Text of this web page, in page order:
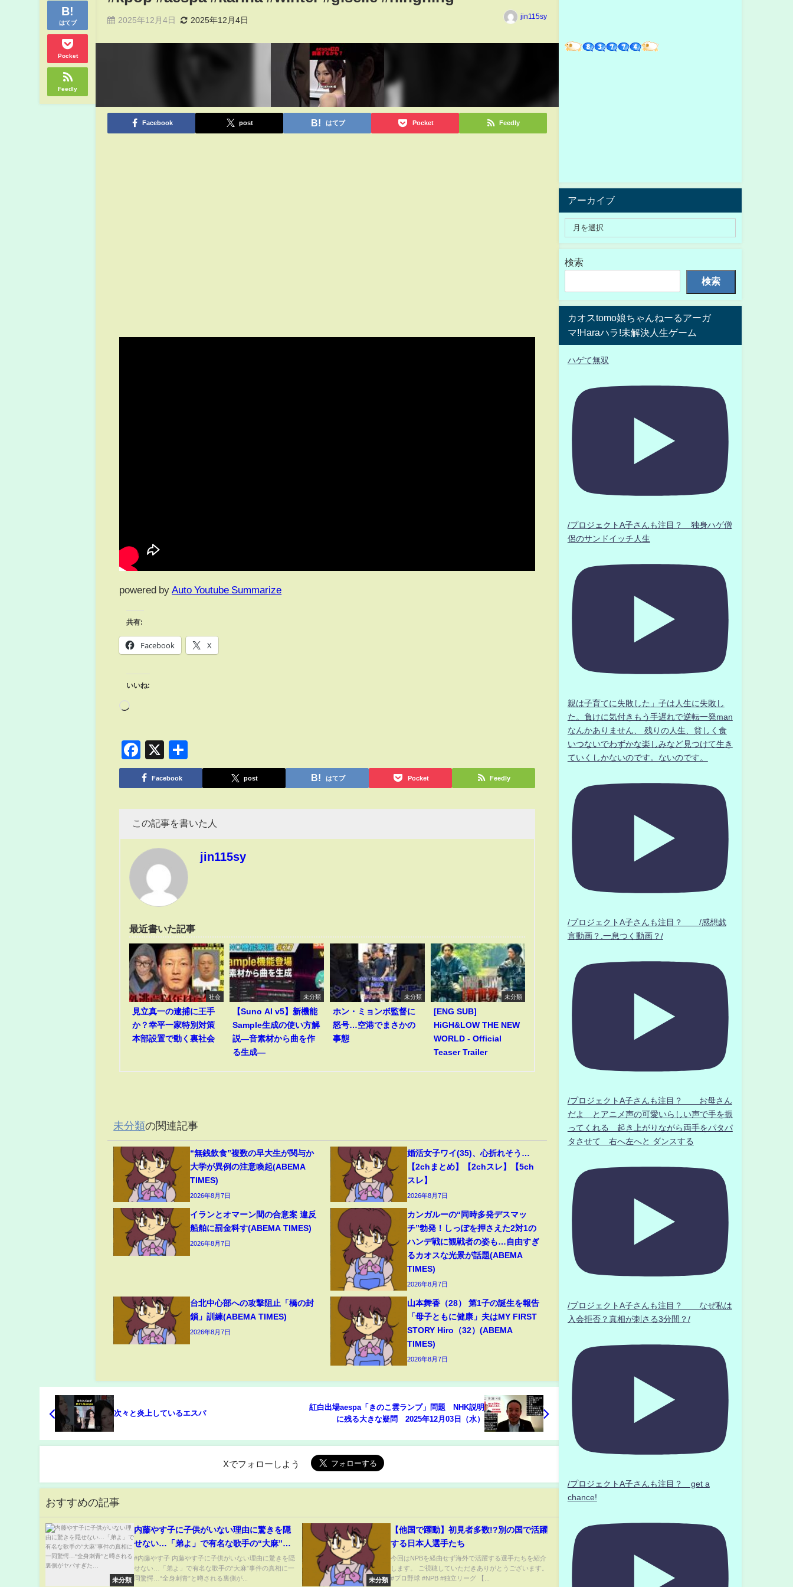
はてブ
Pocket
Feedly
2025年12月4日 2025年12月4日 jin115sy
Facebook post はてブ Pocket Feedly
powered by Auto Youtube Summarize
共有:
Facebook X
いいね:
Facebook
X
有
Facebook post はてブ Pocket Feedly
この記事を書いた人
jin115sy
最近書いた記事
社会
見立真一の逮捕に王手
か？幸平一家特別対策
本部設置で動く裏社会
未分類
【Suno AI v5】新機能
Sample生成の使い方解
説―音素材から曲を作
る生成―
未分類
ホン・ミョンボ監督に
怒号…空港でまさかの
事態
未分類
[ENG SUB]
HiGH&LOW THE NEW
WORLD - Official
Teaser Trailer
未分類の関連記事
“無銭飲食”複数の早大生が関与か
大学が異例の注意喚起(ABEMA
TIMES)
2026年8月7日
婚活女子ワイ(35)、心折れそう…
【2chまとめ】【2chスレ】【5ch
スレ】
2026年8月7日
イランとオマーン間の合意案 違反
船舶に罰金科す(ABEMA TIMES)
2026年8月7日
カンガルーの“同時多発デスマッ
チ”勃発！しっぽを押さえた2対1の
ハンデ戦に観戦者の姿も…自由すぎ
るカオスな光景が話題(ABEMA
TIMES)
2026年8月7日
台北中心部への攻撃阻止「橋の封
鎖」訓練(ABEMA TIMES)
2026年8月7日
山本舞香（28） 第1子の誕生を報告
「母子ともに健康」夫はMY FIRST
STORY Hiro（32）(ABEMA
TIMES)
2026年8月7日
次々と炎上しているエスパ
紅白出場aespa「きのこ雲ランプ」問題 NHK説明
に残る大きな疑問 2025年12月03日（水）
Xでフォローしよう
おすすめの記事
未分類
内藤やす子に子供がいない理由に驚きを隠
せない…「弟よ」で有名な歌手の“大麻”事
件の真相に一同驚愕…“全身刺青”と噂され
る裏側がヤバすぎた…
#内藤やす子 内藤やす子に子供がいない理由に驚きを隠
せない…「弟よ」で有名な歌手の“大麻”事件の真相に一
同驚愕…“全身刺青”と噂される裏側が...
未分類
【他国で躍動】初見者多数!?別の国で活躍
する日本人選手たち
今回はNPBを経由せず海外で活躍する選手たちを紹介
します。 ご視聴していただきありがとうございます。
#プロ野球 #NPB #独立リーグ 【...
アーカイブ
検索
検索
カオスtomo娘ちゃんねーるアーガ
マ!Haraハラ!未解決人生ゲーム
ハゲて無双
/プロジェクトA子さんも注目？ 独身ハゲ僧
侶のサンドイッチ人生
親は子育てに失敗した」子は人生に失敗し
た。負けに気付きもう手遅れで逆転一発man
なんかありません、 残りの人生、貧しく食
いつないでわずかな楽しみなど見つけて生き
ていくしかないのです。ないのです。
/プロジェクトA子さんも注目？ /感想戯
言動画？.一息つく動画？/
/プロジェクトA子さんも注目？ お母さん
だよ とアニメ声の可愛いらしい声で手を振
ってくれる 起き上がりながら両手をパタパ
タさせて 右へ左へと ダンスする
/プロジェクトA子さんも注目？ なぜ私は
入会拒否？真相が刺さる3分間？/
/プロジェクトA子さんも注目？ get a
chance!